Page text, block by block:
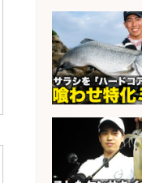
精肉・青果
市」「時
でお魚のカ
フ/車通勤
迎/鹿児島
会社名 株式